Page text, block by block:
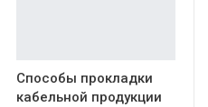
Способы прокладки
кабельной продукции